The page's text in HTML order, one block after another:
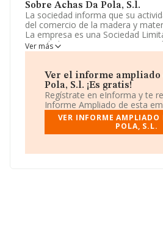
Sobre Achas Da Pola, S.l.
La sociedad informa que su
del comercio de la madera y
La empresa es una Sociedad
actividad CNAE como '%cnae%',
actividad de importación y/o
El número de empleados ha sido
al 2019 y según los datos a
tenido un número de empleados
de sector.
La dirección de correo es
encuentra en Lugar Catro
Ver más
Ver el informe ampliado
Pola, S.l. ¡Es gratis!
Regístrate en eInforma y te
Informe Ampliado de esta
VER INFORME AMPLIADO
POLA, S.L.